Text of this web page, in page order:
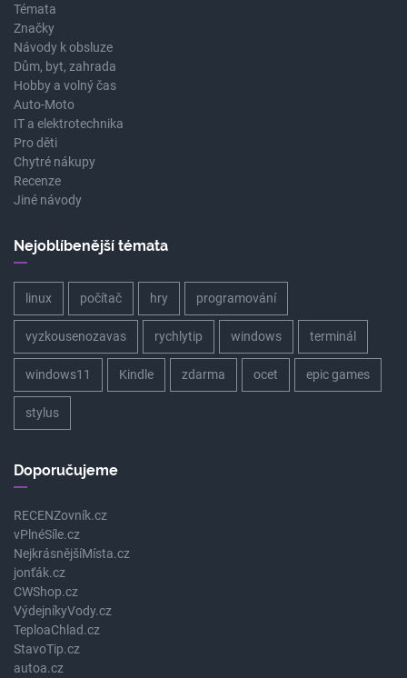
Témata
Značky
Návody k obsluze
Dům, byt, zahrada
Hobby a volný čas
Auto-Moto
IT a elektrotechnika
Pro děti
Chytré nákupy
Recenze
Jiné návody
Nejoblíbenější témata
linux počítač hry programování
vyzkousenozavas rychlytip windows terminál
windows11 Kindle zdarma ocet epic games
stylus
Doporučujeme
RECENZovník.cz
vPlnéSíle.cz
NejkrásnějšíMísta.cz
jonťák.cz
CWShop.cz
VýdejníkyVody.cz
TeploaChlad.cz
StavoTip.cz
autoa.cz